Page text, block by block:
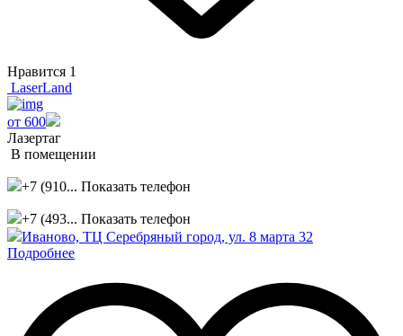
Нравится 1
LaserLand
от 600
Лазертаг
В помещении
+7 (910... Показать телефон
+7 (493... Показать телефон
Иваново, ТЦ Серебряный город, ул. 8 марта 32
Подробнее